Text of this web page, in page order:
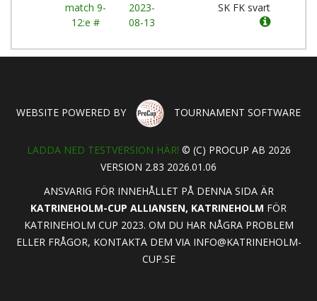
match 9-
12:e #
2023-
08-13
SK FK svart
WEBSITE POWERED BY TOURNAMENT SOFTWARE
LADDA NED TESTVERSION HÄR! © (C) PROCUP AB 2026
VERSION 2.83 2026.01.06
ANSVARIG FÖR INNEHÅLLET PÅ DENNA SIDA ÄR
KATRINEHOLM-CUP ALLIANSEN, KATRINEHOLM FÖR
KATRINEHOLM CUP 2023. OM DU HAR NÅGRA PROBLEM
ELLER FRÅGOR, KONTAKTA DEM VIA INFO@KATRINEHOLM-
CUP.SE